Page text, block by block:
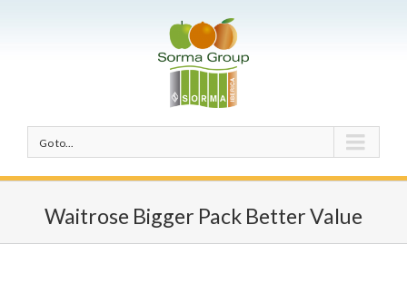
Go to...
Waitrose Bigger Pack Better Value